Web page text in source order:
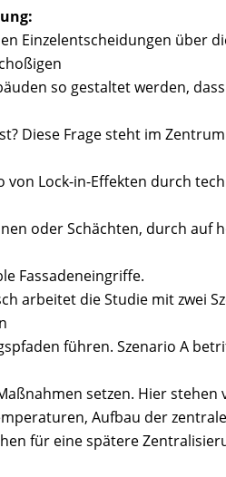
Einzelentscheidungen über
so gestaltet werden,
Diese Frage steht im
von Lock-in-Effekten durch
oder Schächten, durch auf
Fassadeneingriffe.
arbeitet die Studie mit zwei
führen. Szenario A
setzen. Hier
Aufbau der
für eine spätere